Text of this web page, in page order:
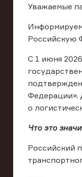
Уважаемые
Российскую
С 1 июня
Федерации».
о
Что это
Российский